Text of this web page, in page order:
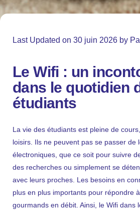
Last Updated on 30 juin 2026 by
Le Wifi : un
dans le quotidien
étudiants
La vie des étudiants est pleine de
loisirs. Ils ne peuvent pas se passer de
électroniques, que ce soit pour suivre
des recherches ou simplement se
avec leurs proches. Les besoins en
plus en plus importants pour répondre
gourmands en débit. Ainsi, le Wifi dans